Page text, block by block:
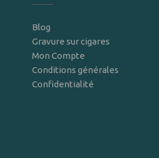
Blog
Gravure sur cigares
Mon Compte
Conditions générales
Confidentialité